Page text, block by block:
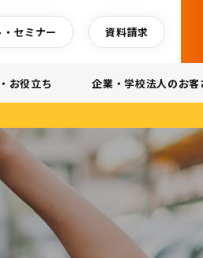
セミナー 資料請求
お役立ち 企業・学校法人のお客